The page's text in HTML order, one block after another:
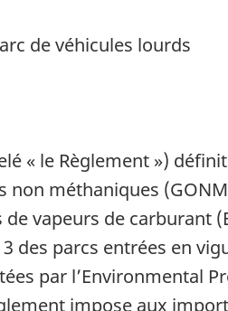
de véhicules lourds
« le Règlement »)
méthaniques
vapeurs de carburant
des parcs entrées en
par l’Environmental
impose aux